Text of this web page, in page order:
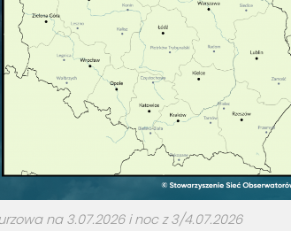
na 3.07.2026 i noc z 3/4.07.2026